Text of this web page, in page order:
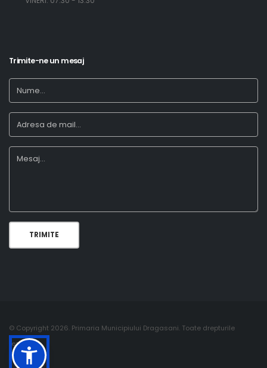
Trimite-ne un mesaj
TRIMITE
© Copyright 2026. Primaria Municipiului Dragasani. Toate drepturile
rezervate.